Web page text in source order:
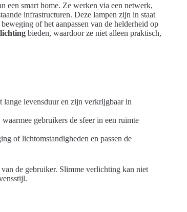
een smart home. Ze werken via een netwerk,
infrastructuren. Deze lampen zijn in staat
of het aanpassen van de helderheid op
bieden, waardoor ze niet alleen praktisch,
lange levensduur en zijn verkrijgbaar in
gebruikers de sfeer in een ruimte
of lichtomstandigheden en passen de
de gebruiker. Slimme verlichting kan niet